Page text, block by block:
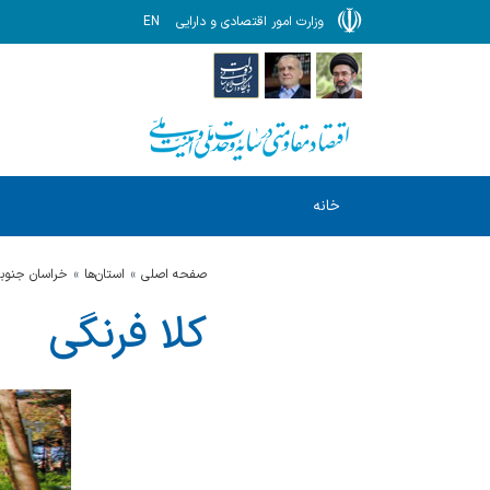
وزارت امور اقتصادی و دارایی EN
خانه
صفحه اصلی استان‌ها خراسان
کلا فرنگی